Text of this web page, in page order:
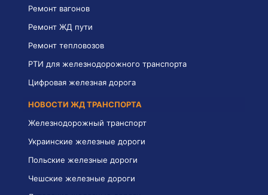
Ремонт вагонов
Ремонт ЖД пути
Ремонт тепловозов
РТИ для железнодорожного транспорта
Цифровая железная дорога
НОВОСТИ ЖД ТРАНСПОРТА
Железнодорожный транспорт
Украинские железные дороги
Польские железные дороги
Чешские железные дороги